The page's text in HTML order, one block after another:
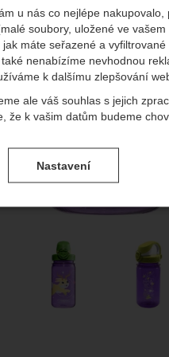
u nás co nejlépe
soubory, uložené ve
máte seřazené a
nenabízíme nevhodnou
k dalšímu zlepšování
ale váš souhlas s jejich
že k vašim datům budeme
souhlasů s
- bez těchto cookies náš web
cookies umožňují váš
funkce.
a rozšířené
a rozšířené funkce
spojit např. pomocí chatu
Nastavení